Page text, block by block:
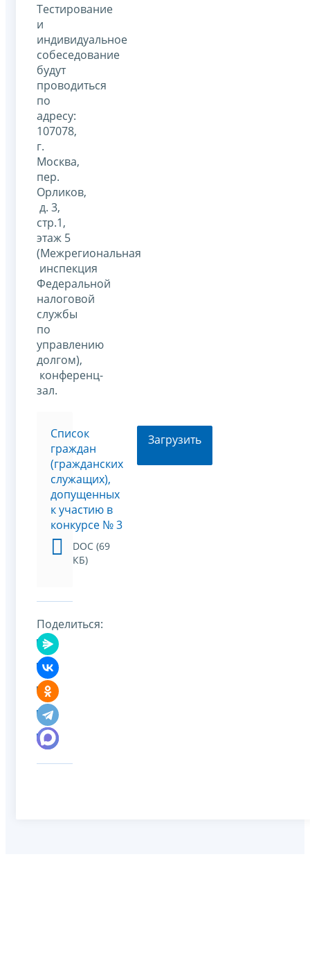
Тестирование
и
индивидуальное
собеседование
будут
проводиться
по
адресу:
107078,
г.
Москва,
пер.
Орликов,
д. 3,
стр.1,
этаж 5
(Межрегиональная
инспекция
Федеральной
налоговой
службы
по
управлению
долгом),
конференц-
зал.
Список
граждан
(гражданских
служащих),
допущенных
к участию в
конкурсе № 3
DOC (69
КБ)
Загрузить
Поделиться: